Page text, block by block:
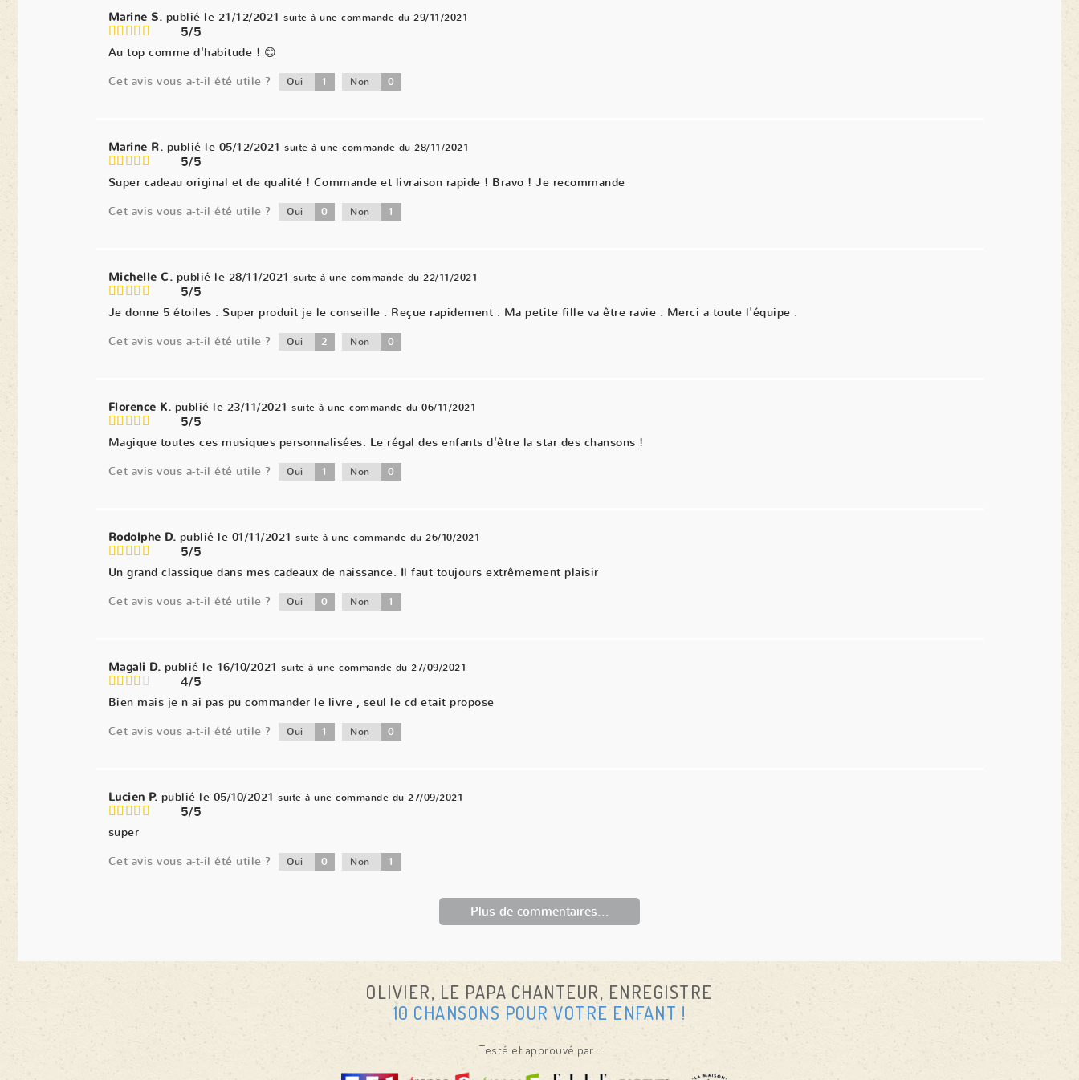
Marine S. publié le 21/12/2021 suite à une commande du 29/11/2021
5/5
Au top comme d'habitude ! 😊
Cet avis vous a-t-il été utile ?
Oui 1 Non 0
Marine R. publié le 05/12/2021 suite à une commande du 28/11/2021
5/5
Super cadeau original et de qualité ! Commande et livraison rapide ! Bravo ! Je recommande
Cet avis vous a-t-il été utile ?
Oui 0 Non 1
Michelle C. publié le 28/11/2021 suite à une commande du 22/11/2021
5/5
Je donne 5 étoiles . Super produit je le conseille . Reçue rapidement . Ma petite fille va être ravie . Merci a toute l'équipe .
Cet avis vous a-t-il été utile ?
Oui 2 Non 0
Florence K. publié le 23/11/2021 suite à une commande du 06/11/2021
5/5
Magique toutes ces musiques personnalisées. Le régal des enfants d'être la star des chansons !
Cet avis vous a-t-il été utile ?
Oui 1 Non 0
Rodolphe D. publié le 01/11/2021 suite à une commande du 26/10/2021
5/5
Un grand classique dans mes cadeaux de naissance. Il faut toujours extrêmement plaisir
Cet avis vous a-t-il été utile ?
Oui 0 Non 1
Magali D. publié le 16/10/2021 suite à une commande du 27/09/2021
4/5
Bien mais je n ai pas pu commander le livre , seul le cd etait propose
Cet avis vous a-t-il été utile ?
Oui 1 Non 0
Lucien P. publié le 05/10/2021 suite à une commande du 27/09/2021
5/5
super
Cet avis vous a-t-il été utile ?
Oui 0 Non 1
Plus de commentaires...
OLIVIER, LE PAPA CHANTEUR, ENREGISTRE
10 CHANSONS POUR VOTRE ENFANT !
Testé et approuvé par :